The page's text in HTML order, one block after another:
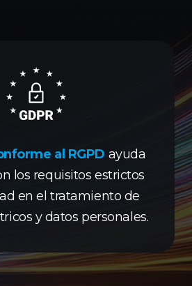
al RGPD ayuda
los requisitos estrictos
en el tratamiento de
y datos personales.